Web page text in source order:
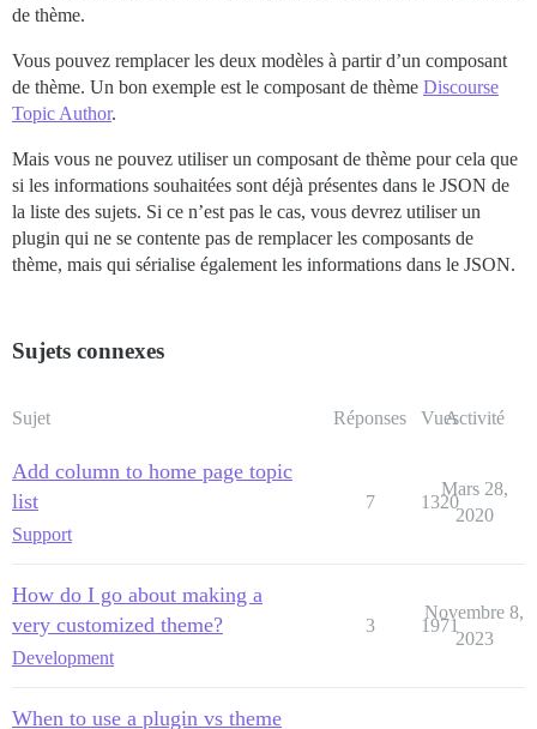
de thème.
Vous pouvez remplacer les deux modèles à partir d’un composant
de thème. Un bon exemple est le composant de thème Discourse
Topic Author.
Mais vous ne pouvez utiliser un composant de thème pour cela que
si les informations souhaitées sont déjà présentes dans le JSON de
la liste des sujets. Si ce n’est pas le cas, vous devrez utiliser un
plugin qui ne se contente pas de remplacer les composants de
thème, mais qui sérialise également les informations dans le JSON.
Sujets connexes
Sujet Réponses VuesActivité
Add column to home page topic
list
Support
7 1320
Mars 28,
2020
How do I go about making a
very customized theme?
Development
3 1971
Novembre 8,
2023
When to use a plugin vs theme